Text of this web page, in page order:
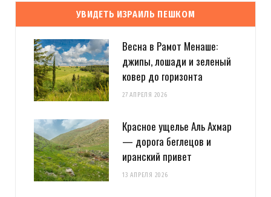
УВИДЕТЬ ИЗРАИЛЬ ПЕШКОМ
Весна в Рамот Менаше:
джипы, лошади и зеленый
ковер до горизонта
27 АПРЕЛЯ 2026
Красное ущелье Аль Ахмар
— дорога беглецов и
иранский привет
13 АПРЕЛЯ 2026